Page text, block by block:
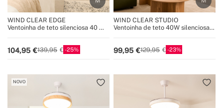
WIND CLEAR EDGE
Ventoinha de teto silenciosa 40 W
104,95 139,95 25
WIND CLEAR STUDIO
Ventoinha de teto 40W silenciosa
99,95 129,95 23
NOVO